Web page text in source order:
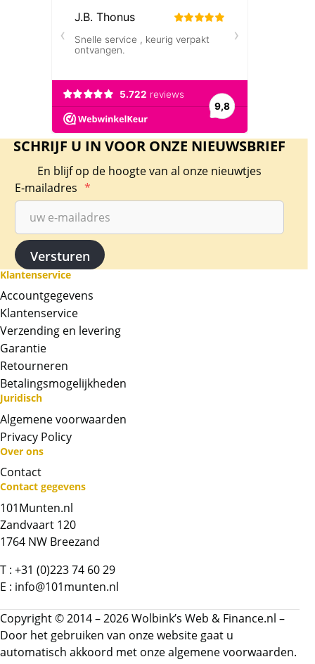
Neem contact op met op!
Chat met ons
Whatsapp ons!
Contactformulier
SCHRIJF U IN VOOR ONZE NIEUWSBRIEF
En blijf op de hoogte van al onze nieuwtjes
E-mailadres *
Klantenservice
Accountgegevens
Klantenservice
Verzending en levering
Garantie
Retourneren
Betalingsmogelijkheden
Juridisch
Algemene voorwaarden
Privacy Policy
Over ons
Contact
Contact gegevens
101Munten.nl
Zandvaart 120
1764 NW Breezand
T : +31 (0)223 74 60 29
E : info@101munten.nl
Copyright © 2014 – 2026 Wolbink’s Web & Finance.nl –
Door het gebruiken van onze website gaat u
automatisch akkoord met onzealgemene voorwaarden.